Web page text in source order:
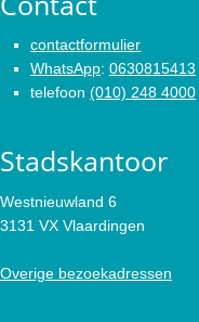
contactformulier
WhatsApp: 0630815413
telefoon (010) 248 4000
Stadskantoor
Westnieuwland 6
3131 VX Vlaardingen
Overige bezoekadressen